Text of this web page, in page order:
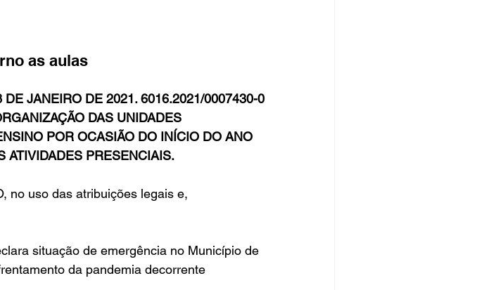
Universidade
as aulas
DE JANEIRO DE 2021. 6016.2021/0007430-0
DAS UNIDADES
POR OCASIÃO DO INÍCIO DO ANO
ATIVIDADES PRESENCIAIS.
no uso das atribuições legais e,
situação de emergência no Município de
da pandemia decorrente